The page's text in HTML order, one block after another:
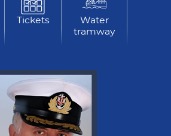
Tickets
Water
tramway